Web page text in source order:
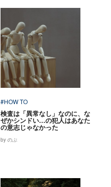
#HOW TO
検査は「異常なし」なのに、な
ぜかシンドい…の犯人はあなた
の意志じゃなかった
by のぶ